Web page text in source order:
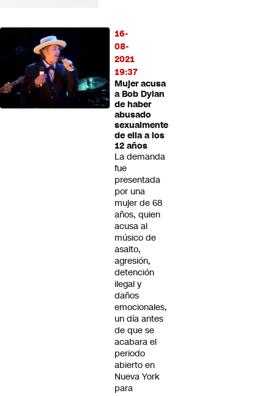
16-
08-
2021
19:37
Mujer acusa
a Bob Dylan
de haber
abusado
sexualmente
de ella a los
12 años
La demanda
fue
presentada
por una
mujer de 68
años, quien
acusa al
músico de
asalto,
agresión,
detención
ilegal y
daños
emocionales,
un día antes
de que se
acabara el
periodo
abierto en
Nueva York
para